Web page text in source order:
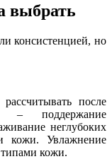
выбрать
консистенцией, но
после
– поддержание
неглубоких
кожи. Увлажнение
типами кожи.